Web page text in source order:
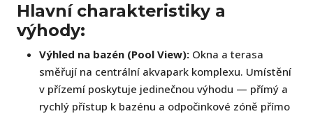
Hlavní charakteristiky a
výhody:
Výhled na bazén (Pool View): Okna a terasa
směřují na centrální akvapark komplexu. Umístění
v přízemí poskytuje jedinečnou výhodu — přímý a
rychlý přístup k bazénu a odpočinkové zóně přímo